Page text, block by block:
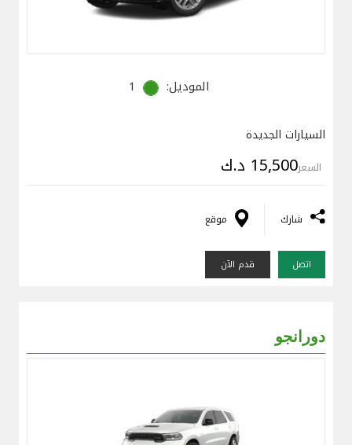
الموديل: 1
السيارات الجديدة
السعر15,500 د.ك
شارك موقع
اتصل قدم الآن
دورانجو